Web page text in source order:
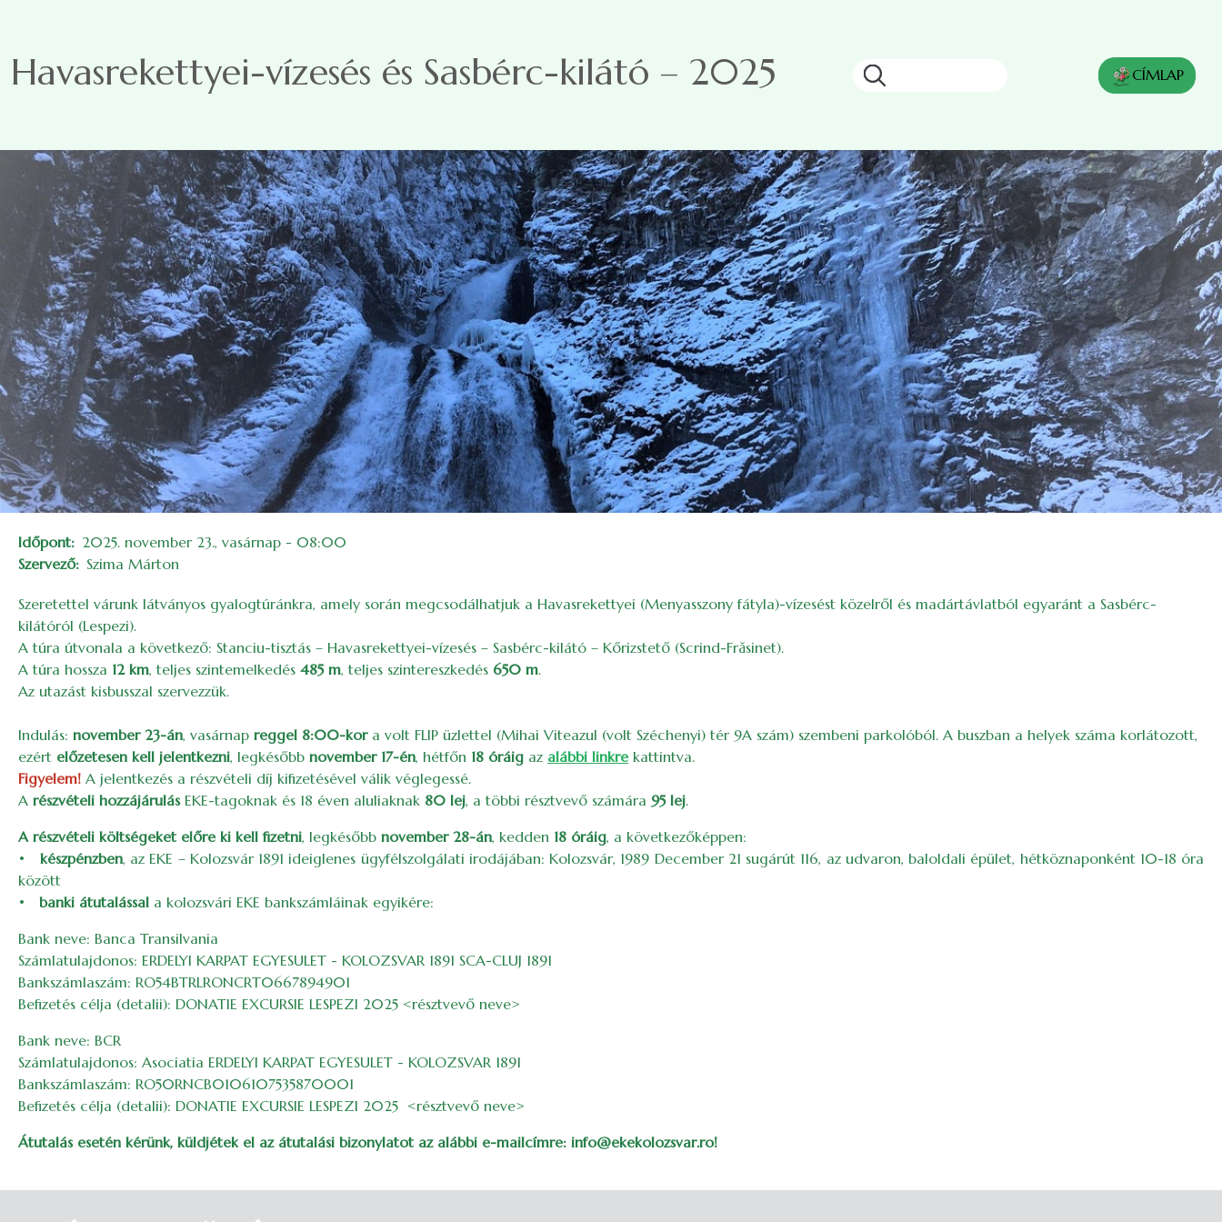
Havasrekettyei-vízesés és Sasbérc-kilátó – 2025 CÍMLAP
Időpont
2025. november 23., vasárnap - 08:00
Szervező
Szima Márton
Szeretettel várunk látványos gyalogtúránkra, amely során megcsodálhatjuk a Havasrekettyei (Menyasszony fátyla)-vízesést közelről és madártávlatból egyaránt a Sasbérc-
kilátóról (Lespezi).
A túra útvonala a következő: Stanciu-tisztás – Havasrekettyei-vízesés – Sasbérc-kilátó – Kőrizstető (Scrind-Frăsinet).
A túra hossza 12 km, teljes szintemelkedés 485 m, teljes szintereszkedés 650 m.
Az utazást kisbusszal szervezzük.
Indulás: november 23-án, vasárnap reggel 8:00-kora volt FLIP üzlettel (Mihai Viteazul (volt Széchenyi) tér 9A szám) szembeni parkolóból. A buszban a helyek száma korlátozott,
ezért előzetesen kell jelentkezni, legkésőbb november 17-én, hétfőn 18 óráig az alábbi linkre kattintva.
Figyelem! A jelentkezés a részvételi díj kifizetésével válik véglegessé.
A részvételi hozzájárulás EKE-tagoknak és 18 éven aluliaknak 80 lej, a többi résztvevő számára 95 lej.
A részvételi költségeket előre ki kell fizetni, legkésőbb november 28-án, kedden 18 óráig, a következőképpen:
• készpénzben, az EKE – Kolozsvár 1891 ideiglenes ügyfélszolgálati irodájában: Kolozsvár, 1989 December 21 sugárút 116, az udvaron, baloldali épület, hétköznaponként 10-18 óra
között
• banki átutalással a kolozsvári EKE bankszámláinak egyikére:
Bank neve: Banca Transilvania
Számlatulajdonos: ERDELYI KARPAT EGYESULET - KOLOZSVAR 1891 SCA-CLUJ 1891
Bankszámlaszám: RO54BTRLRONCRT0667894901
Befizetés célja (detalii): DONATIE EXCURSIE LESPEZI 2025 <résztvevő neve>
Bank neve: BCR
Számlatulajdonos: Asociatia ERDELYI KARPAT EGYESULET - KOLOZSVAR 1891
Bankszámlaszám: RO50RNCB0106107535870001
Befizetés célja (detalii): DONATIE EXCURSIE LESPEZI 2025 <résztvevő neve>
Átutalás esetén kérünk, küldjétek el az átutalási bizonylatot az alábbi e-mailcímre: info@ekekolozsvar.ro!